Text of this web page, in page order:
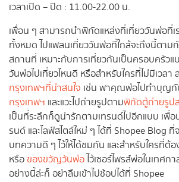
เวลาเปิด – ปิด : 11.00-22.00 น.
เพื่อน ๆ สามารถนำพิกัดแหล่งที่เที่ยววันพ่อที่เ
ทั้งหมด ไปแพลนเที่ยววันพ่อที่ใกล้จะถึงนี้ตามกั
สถานที่ เหมาะกับการเที่ยวกันเป็นครอบครั
วันพ่อไปเที่ยวไหนดี หรือสำหรับใครที่ไม่มีเวลา
กรุงเทพฯที่น่าสนใจ เช่น พาคุณพ่อไปทำบุญ
กรุงเทพฯ และแวะไปถ่ายรูปตามพิกัดตู้ถ่ายรูป
เป็นที่ระลึกก็ดูน่ารักตามเทรนด์ไปอีกแบบ เพื่
รนด์ และไลฟ์สไตล์ใหม่ ๆ ได้ที่ Shopee Blog ที่
บทความดี ๆ ไว้ให้ได้ชมกัน และสำหรับใครที่ต้
หรือ ของขวัญวันพ่อ ไว้เซอร์ไพรส์พ่อในเทศ
อย่างนี้ล่ะก็ อย่าลืมเข้าไปช้อปได้ที่ Shopee